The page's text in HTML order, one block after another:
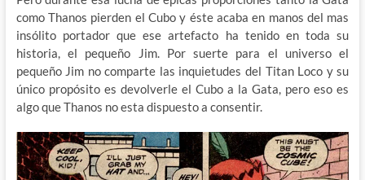
como Thanos pierden el Cubo y éste acaba en manos del mas
insólito portador que ese artefacto ha tenido en toda su
historia, el pequeño Jim. Por suerte para el universo el
pequeño Jim no comparte las inquietudes del Titan Loco y su
único propósito es devolverle el Cubo a la Gata, pero eso es
algo que Thanos no esta dispuesto a consentir.